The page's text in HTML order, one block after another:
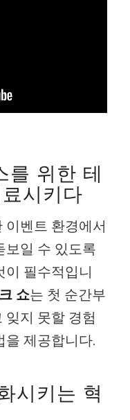
를 위한 테
시키다
이벤트 환경에서
보일 수 있도록
이 필수적입니
쇼는 첫 순간부
잊지 못할 경험
을 제공합니다.
시키는 혁